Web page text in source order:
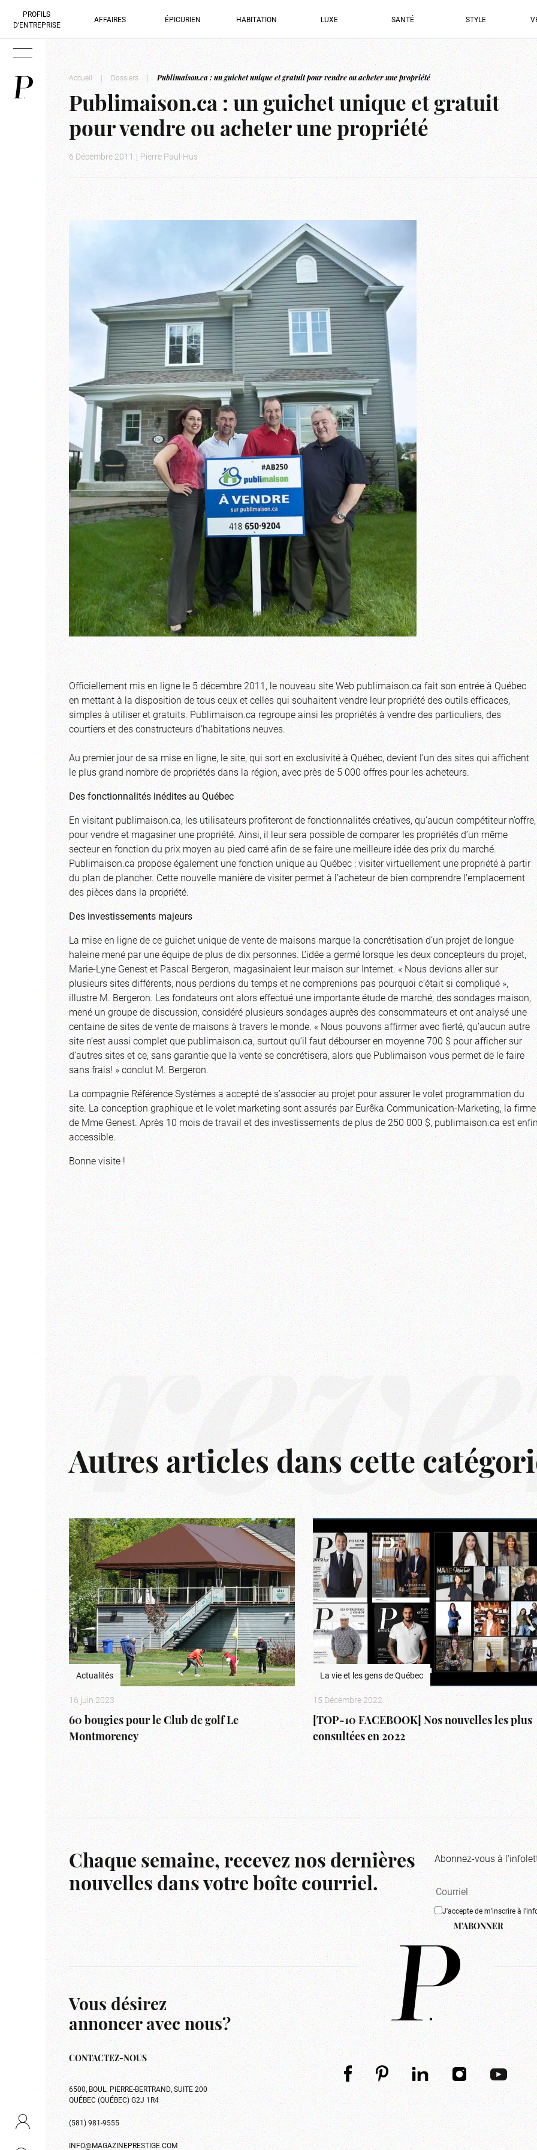
PROFILS
D’ENTREPRISE
AFFAIRES ÉPICURIEN HABITATION LUXE SANTÉ STYLE
Accueil | Dossiers | Publimaison.ca : un guichet unique et gratuit pour vendre ou acheter une propriété
Publimaison.ca : un guichet unique et gratuit
pour vendre ou acheter une propriété
6 Décembre 2011 | Pierre Paul-Hus
Officiellement mis en ligne le 5 décembre 2011, le nouveau site Web publimaison.ca fait son entrée à Québec
en mettant à la disposition de tous ceux et celles qui souhaitent vendre leur propriété des outils efficaces,
simples à utiliser et gratuits. Publimaison.ca regroupe ainsi les propriétés à vendre des particuliers, des
courtiers et des constructeurs d’habitations neuves.
Au premier jour de sa mise en ligne, le site, qui sort en exclusivité à Québec, devient l’un des sites qui affichent
le plus grand nombre de propriétés dans la région, avec près de 5 000 offres pour les acheteurs.
Des fonctionnalités inédites au Québec
En visitant publimaison.ca, les utilisateurs profiteront de fonctionnalités créatives, qu’aucun compétiteur n’offre,
pour vendre et magasiner une propriété. Ainsi, il leur sera possible de comparer les propriétés d’un même
secteur en fonction du prix moyen au pied carré afin de se faire une meilleure idée des prix du marché.
Publimaison.ca propose également une fonction unique au Québec : visiter virtuellement une propriété à partir
du plan de plancher. Cette nouvelle manière de visiter permet à l’acheteur de bien comprendre l’emplacement
des pièces dans la propriété.
Des investissements majeurs
La mise en ligne de ce guichet unique de vente de maisons marque la concrétisation d’un projet de longue
haleine mené par une équipe de plus de dix personnes. L’idée a germé lorsque les deux concepteurs du projet,
Marie-Lyne Genest et Pascal Bergeron, magasinaient leur maison sur Internet. « Nous devions aller sur
plusieurs sites différents, nous perdions du temps et ne comprenions pas pourquoi c’était si compliqué »,
illustre M. Bergeron. Les fondateurs ont alors effectué une importante étude de marché, des sondages maison,
mené un groupe de discussion, considéré plusieurs sondages auprès des consommateurs et ont analysé une
centaine de sites de vente de maisons à travers le monde. « Nous pouvons affirmer avec fierté, qu’aucun autre
site n’est aussi complet que publimaison.ca, surtout qu’il faut débourser en moyenne 700 $ pour afficher sur
d’autres sites et ce, sans garantie que la vente se concrétisera, alors que Publimaison vous permet de le faire
sans frais! » conclut M. Bergeron.
La compagnie Référence Systèmes a accepté de s’associer au projet pour assurer le volet programmation du
site. La conception graphique et le volet marketing sont assurés par Eurêka Communication-Marketing, la firme
de Mme Genest. Après 10 mois de travail et des investissements de plus de 250 000 $, publimaison.ca est
accessible.
Bonne visite !
Autres articles dans cette
Actualités
16 juin 2023
60 bougies pour le Club de golf Le
Montmorency
La vie et les gens de Québec
15 Décembre 2022
[TOP-10 FACEBOOK] Nos nouvelles les plus
consultées en 2022
Chaque semaine, recevez nos dernières
nouvelles dans votre boîte courriel.
Abonnez-vous à
J'accepte de m'inscrire à
M'ABONNER
Vous désirez
annoncer avec nous?
CONTACTEZ-NOUS
6500, BOUL. PIERRE-BERTRAND, SUITE 200
QUÉBEC (QUÉBEC) G2J 1R4
(581) 981-9555
INFO@MAGAZINEPRESTIGE.COM